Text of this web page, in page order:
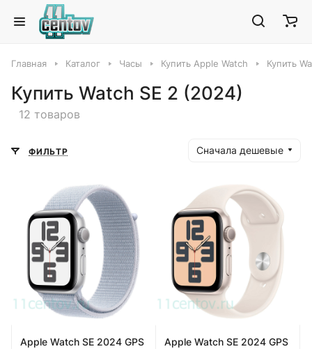
Главная Каталог Часы Купить Apple Watch Купить
Купить Watch SE 2 (2024)
12 товаров
ФИЛЬТР Сначала дешевые
Apple Watch SE 2024 GPS
Apple Watch SE 2024 GPS